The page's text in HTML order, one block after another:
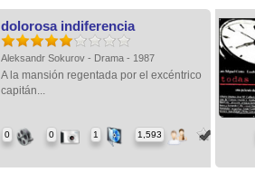
dolorosa indiferencia
Aleksandr Sokurov - Drama - 1987
A la mansión regentada por el excéntrico
capitán...
0 0 1 1,593